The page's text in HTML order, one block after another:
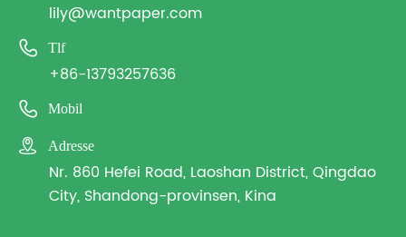
lily@wantpaper.com
 Tlf
+86-13793257636
 Mobil
 Adresse
Nr. 860 Hefei Road, Laoshan District, Qingdao
City, Shandong-provinsen, Kina